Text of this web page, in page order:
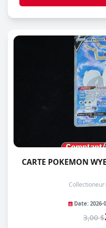
CARTE POKEMON
Collectioneur/
Date: 2026-
3,00 $